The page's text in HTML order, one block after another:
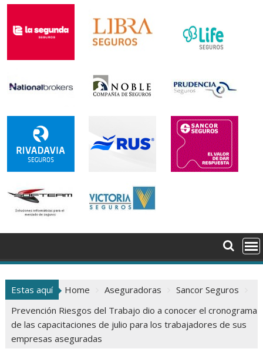
Estas aquí Home Aseguradoras
Sancor Seguros
Prevención Riesgos del Trabajo dio a conocer el cronograma
de las capacitaciones de julio para los trabajadores de sus
empresas aseguradas